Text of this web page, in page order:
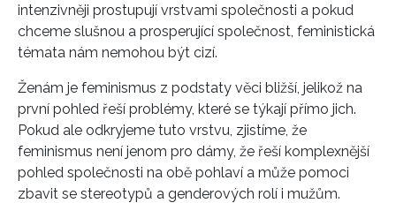
intenzivněji prostupují vrstvami společnosti a pokud
chceme slušnou a prosperující společnost, feministická
témata nám nemohou být cizí.
Ženám je feminismus z podstaty věci bližší, jelikož na
první pohled řeší problémy, které se týkají přímo jich.
Pokud ale odkryjeme tuto vrstvu, zjistíme, že
feminismus není jenom pro dámy, že řeší komplexnější
pohled společnosti na obě pohlaví a může pomoci
zbavit se stereotypů a genderových rolí i mužům.